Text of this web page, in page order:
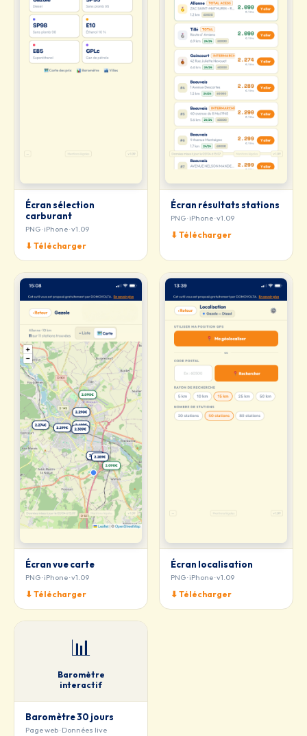
Écran sélection
carburant
PNG · iPhone · v1.09
⬇ Télécharger
Écran résultats stations
PNG · iPhone · v1.09
⬇ Télécharger
Écran vue carte
PNG · iPhone · v1.09
⬇ Télécharger
Écran localisation
PNG · iPhone · v1.09
⬇ Télécharger
📊
Baromètre
interactif
Baromètre 30 jours
Page web · Données live